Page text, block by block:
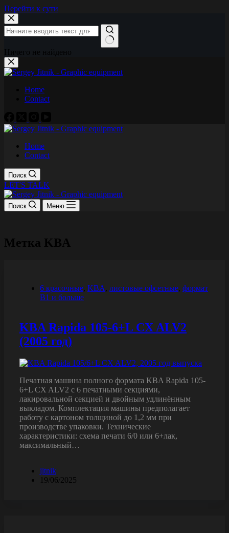
Перейти к сути
Ничего не найдено
Home
Contact
Home
Contact
Поиск
LET'S TALK
Поиск Меню
Метка KBA
6 красочные, KBA, листовые офсетные, формат
B1 и больше
KBA Rapida 105-6+L CX ALV2
(2005 год)
Печатная машина полного формата KBA Rapida 105-
6+L CX ALV2 с 6 печатными секциями,
лакировальной секцией и двойным удлинённым
выкладом. Комплектация машины предполагает
работу с картоном толщиной до 1,2 мм при
производстве упаковки. Технические
характеристики: схема печати 6/0 или 6+лак,
максимальный…
jitnik
19/06/2025